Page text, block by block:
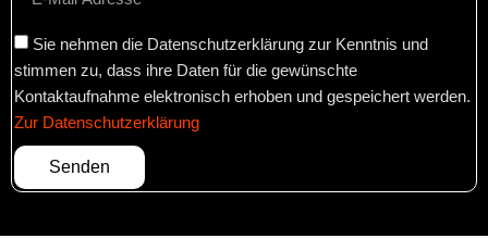
Sie nehmen die Datenschutzerklärung zur Kenntnis und
stimmen zu, dass ihre Daten für die gewünschte
Kontaktaufnahme elektronisch erhoben und gespeichert werden.
Zur Datenschutzerklärung
Senden